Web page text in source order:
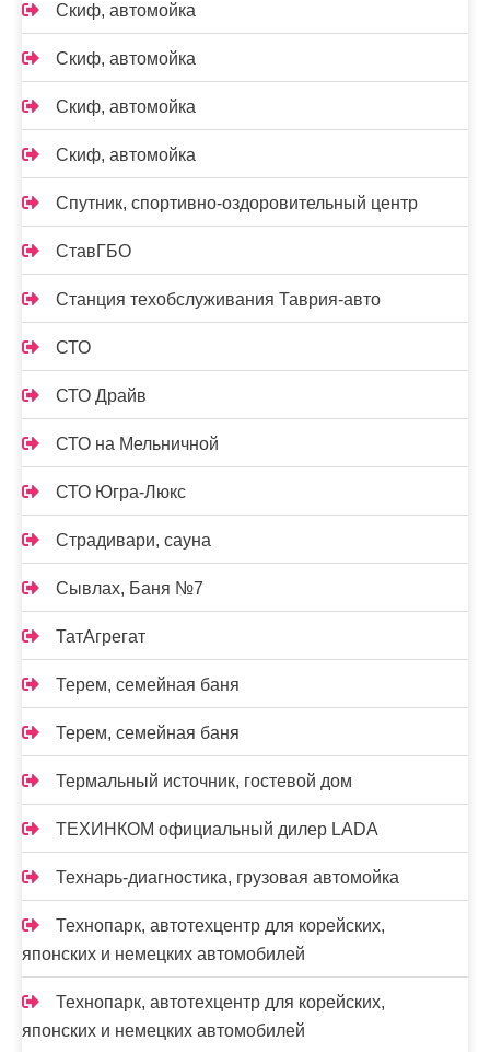
Скиф, автомойка
Скиф, автомойка
Скиф, автомойка
Скиф, автомойка
Спутник, спортивно-оздоровительный центр
СтавГБО
Станция техобслуживания Таврия-авто
СТО
СТО Драйв
СТО на Мельничной
СТО Югра-Люкс
Страдивари, сауна
Сывлах, Баня №7
ТатАгрегат
Терем, семейная баня
Терем, семейная баня
Термальный источник, гостевой дом
ТЕХИНКОМ официальный дилер LADA
Технарь-диагностика, грузовая автомойка
Технопарк, автотехцентр для корейских,
японских и немецких автомобилей
Технопарк, автотехцентр для корейских,
японских и немецких автомобилей